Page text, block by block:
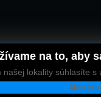
na to, aby
našej lokality súhlasíte s